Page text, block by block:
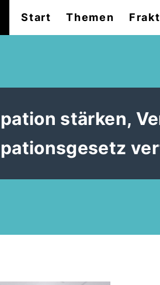
Start Themen
stärken,